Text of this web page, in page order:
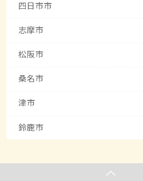
四日市市
志摩市
松阪市
桑名市
津市
鈴鹿市